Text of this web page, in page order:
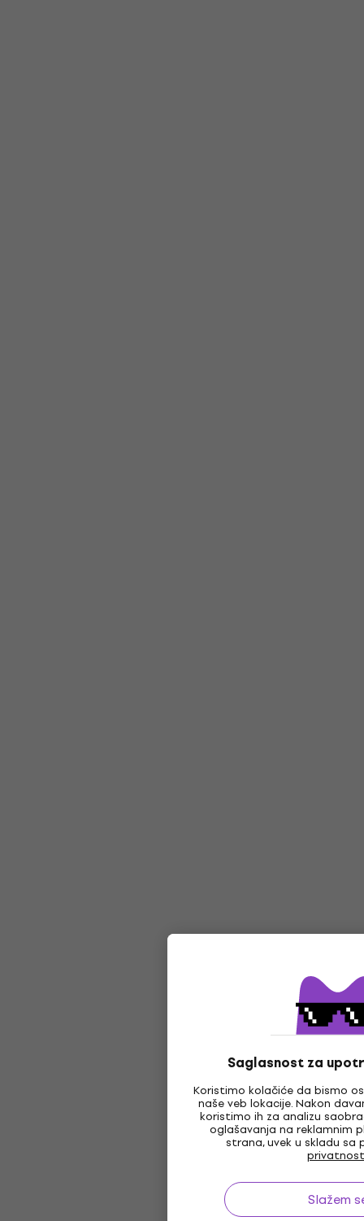
Saglasnost za
Koristimo kolačiće da bismo
naše veb lokacije. Nakon
koristimo ih za analizu
oglašavanja na reklamnim
strana, uvek u skladu sa
Slažem